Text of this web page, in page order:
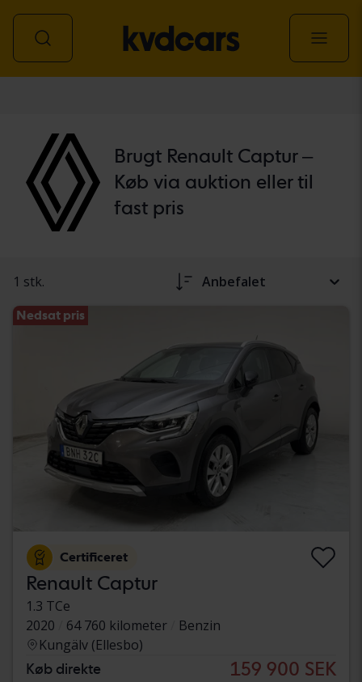
Brugt Renault Captur –
Køb via auktion eller til
fast pris
1 stk. Anbefalet
Nedsat pris
Certificeret
Renault Captur
1.3 TCe
2020
64 760 kilometer
Benzin
Kungälv (Ellesbo)
Køb direkte 159 900 SEK